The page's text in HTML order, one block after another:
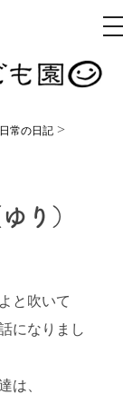
日常の日記 >
り）
と吹いて
になりまし
は、